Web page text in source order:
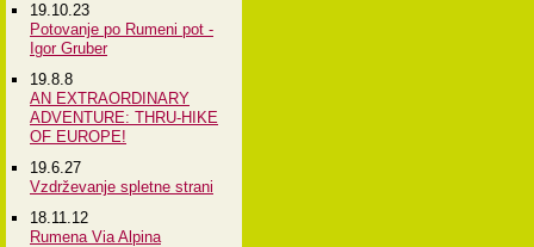
19.10.23
Potovanje po Rumeni pot -
Igor Gruber
19.8.8
AN EXTRAORDINARY
ADVENTURE: THRU-HIKE
OF EUROPE!
19.6.27
Vzdrževanje spletne strani
18.11.12
Rumena Via Alpina